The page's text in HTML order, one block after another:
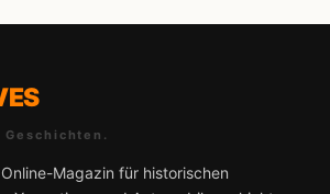
Magazin für historischen